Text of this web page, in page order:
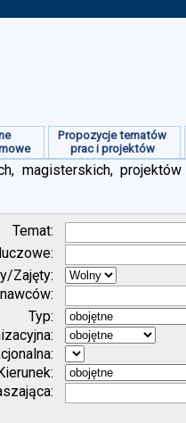
Propozycje tematów
prac i projektów
magisterskich, projektów
Temat:
Zajęty:
Typ: